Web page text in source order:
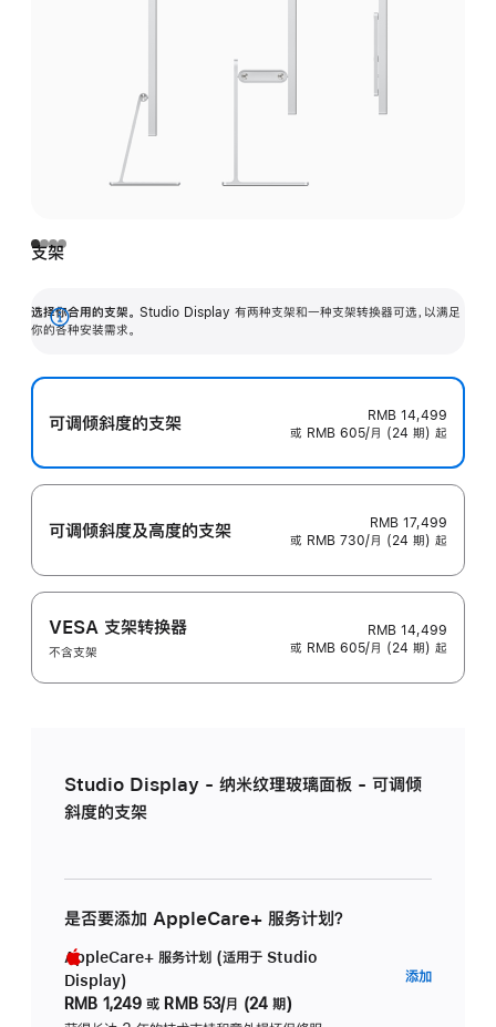
支架
选择你合用的支架。 Studio Display 有两种支架和一种支架转换器可选，以满足
你的各种安装需求。
展
可调倾斜度的支架
RMB 14,499
或 RMB 605/月 (24 期) 起
可调倾斜度及高‍度的支‍架
RMB 17,499
或 RMB 730/月 (24 期) 起
VESA 支架转换器
不含支架
RMB 14,499
或 RMB 605/月 (24 期) 起
Studio Display - 纳米纹理玻璃面板 - 可调倾
斜度的支架
是否要添加 AppleCare+ 服务计划？
AppleCare+ 服务计划 (适用于 Studio
Display)
RMB 1,249 或 RMB 53/月 (24 期)
添加